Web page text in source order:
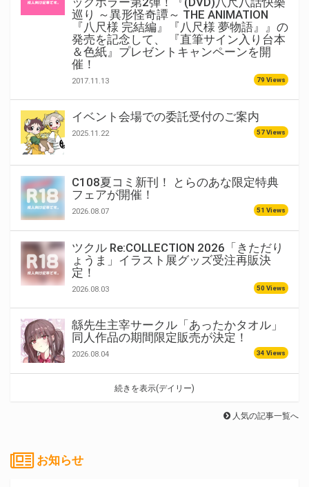
巡り ～異形怪奇譚～ THE ANIMATION
『八尺様 完結編』『八尺様 夢物語』』の
発売を記念して、 『直筆サイン入り台本
＆色紙』プレゼントキャンペーンを開
催！
2017.11.13 79 Views
イベント会場での委託受付のご案内
2025.11.22 57 Views
C108夏コミ新刊！ とらのあな限定特典
フェアが開催！
2026.08.07 51 Views
ツクル Re:COLLECTION 2026「きただり
ょうま」イラスト展グッズ受注再販決
定！
2026.08.03 50 Views
緜先生主宰サークル「あったかタオル」
同人作品の期間限定販売が決定！
2026.08.04 34 Views
続きを表示(デイリー)
人気の記事一覧へ
お知らせ